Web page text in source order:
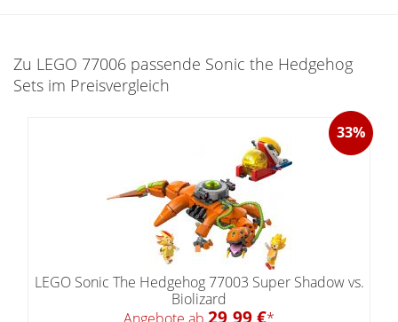
Zu LEGO 77006 passende Sonic the Hedgehog
Sets im Preisvergleich
33%
LEGO Sonic The Hedgehog 77003 Super Shadow vs.
Biolizard
29,99 €